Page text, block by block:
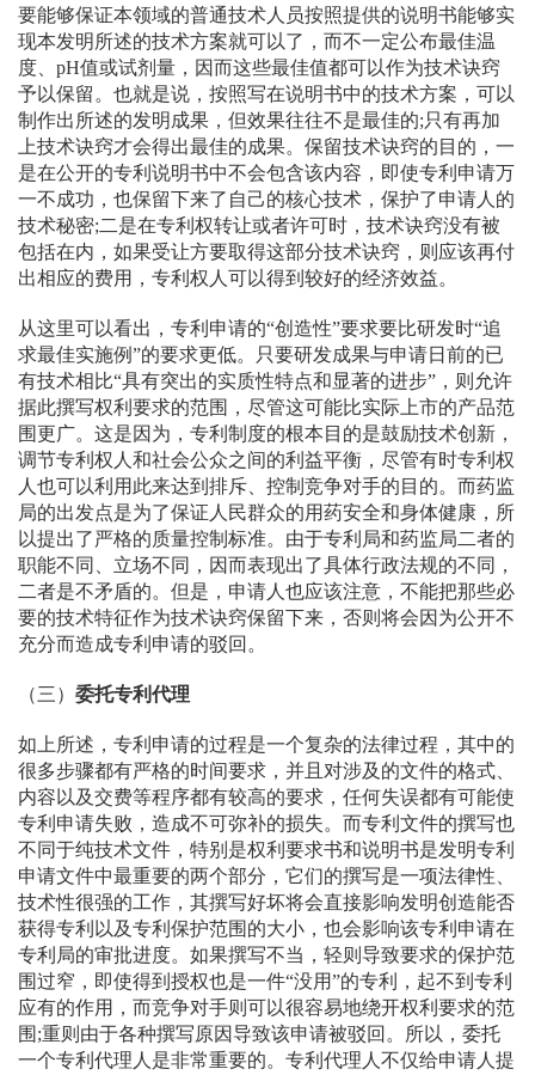
要能够保证本领域的普通技术人员按照提供的说明书能够实
现本发明所述的技术方案就可以了，而不一定公布最佳温
度、pH值或试剂量，因而这些最佳值都可以作为技术诀窍
予以保留。也就是说，按照写在说明书中的技术方案，可以
制作出所述的发明成果，但效果往往不是最佳的;只有再加
上技术诀窍才会得出最佳的成果。保留技术诀窍的目的，一
是在公开的专利说明书中不会包含该内容，即使专利申请万
一不成功，也保留下来了自己的核心技术，保护了申请人的
技术秘密;二是在专利权转让或者许可时，技术诀窍没有被
包括在内，如果受让方要取得这部分技术诀窍，则应该再付
出相应的费用，专利权人可以得到较好的经济效益。
从这里可以看出，专利申请的“创造性”要求要比研发时“追
求最佳实施例”的要求更低。只要研发成果与申请日前的已
有技术相比“具有突出的实质性特点和显著的进步”，则允许
据此撰写权利要求的范围，尽管这可能比实际上市的产品范
围更广。这是因为，专利制度的根本目的是鼓励技术创新，
调节专利权人和社会公众之间的利益平衡，尽管有时专利权
人也可以利用此来达到排斥、控制竞争对手的目的。而药监
局的出发点是为了保证人民群众的用药安全和身体健康，所
以提出了严格的质量控制标准。由于专利局和药监局二者的
职能不同、立场不同，因而表现出了具体行政法规的不同，
二者是不矛盾的。但是，申请人也应该注意，不能把那些必
要的技术特征作为技术诀窍保留下来，否则将会因为公开不
充分而造成专利申请的驳回。
（三） 委托专利代理
如上所述，专利申请的过程是一个复杂的法律过程，其中的
很多步骤都有严格的时间要求，并且对涉及的文件的格式、
内容以及交费等程序都有较高的要求，任何失误都有可能使
专利申请失败，造成不可弥补的损失。而专利文件的撰写也
不同于纯技术文件，特别是权利要求书和说明书是发明专利
申请文件中最重要的两个部分，它们的撰写是一项法律性、
技术性很强的工作，其撰写好坏将会直接影响发明创造能否
获得专利以及专利保护范围的大小，也会影响该专利申请在
专利局的审批进度。如果撰写不当，轻则导致要求的保护范
围过窄，即使得到授权也是一件“没用”的专利，起不到专利
应有的作用，而竞争对手则可以很容易地绕开权利要求的范
围;重则由于各种撰写原因导致该申请被驳回。所以，委托
一个专利代理人是非常重要的。专利代理人不仅给申请人提